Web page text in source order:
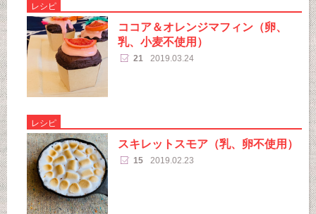
レシピ
ココア＆オレンジマフィン（卵、
乳、小麦不使用）
21 2019.03.24
レシピ
スキレットスモア（乳、卵不使用）
15 2019.02.23